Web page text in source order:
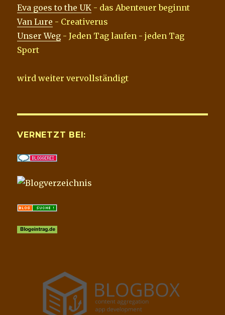
Eva goes to the UK - das Abenteuer beginnt
Van Lure - Creativerus
Unser Weg - Jeden Tag laufen - jeden Tag
Sport
wird weiter vervollständigt
VERNETZT BEI: